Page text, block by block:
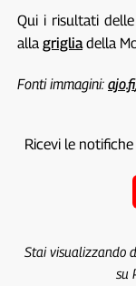
Qui i risultati
alla grigliadella
Fonti immagini: ajo.fi,
Ricevi le notifiche
Stai visualizzando
su